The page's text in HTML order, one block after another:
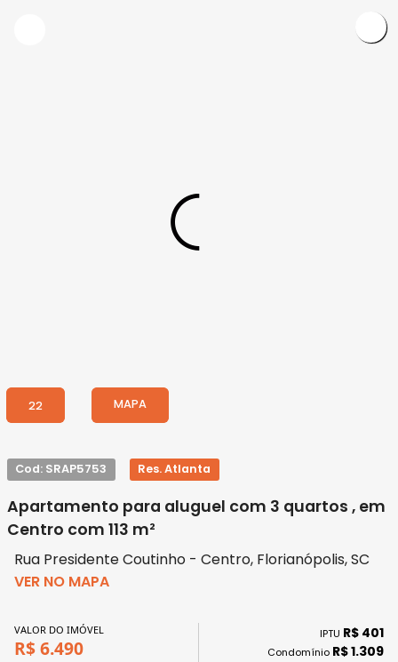
22 MAPA
Cod: SRAP5753 Res. Atlanta
Apartamento para aluguel com 3 quartos , em
Centro com 113 m²
Rua Presidente Coutinho - Centro, Florianópolis, SC
VER NO MAPA
VALOR DO IMÓVEL
R$ 6.490
IPTU R$ 401
Condomínio R$ 1.309